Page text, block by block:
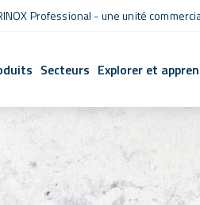
Professional - une unité
Secteurs Explorer et